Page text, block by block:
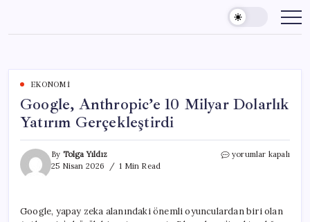
content
EKONOMI
Google, Anthropic’e 10 Milyar Dolarlık
Yatırım Gerçekleştirdi
By Tolga Yıldız
25 Nisan 2026
1 Min Read
Google,
Yatırım
yorumlar kapalı
Google, yapay zeka alanındaki önemli oyunculardan biri olan